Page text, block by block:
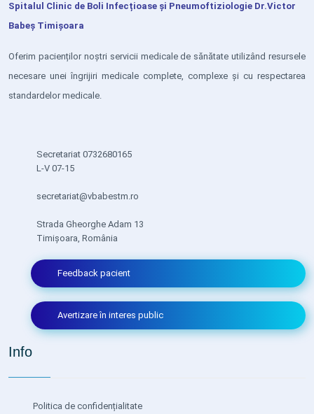
Spitalul Clinic de Boli Infecțioase și Pneumoftiziologie Dr.Victor
Babeș Timișoara
Oferim pacienților noștri servicii medicale de sănătate utilizând resursele
necesare unei îngrijiri medicale complete, complexe și cu respectarea
standardelor medicale.
Secretariat 0732680165
L-V 07-15
secretariat@vbabestm.ro
Strada Gheorghe Adam 13
Timișoara, România
Feedback pacient
Avertizare în interes public
Info
Politica de confidențialitate